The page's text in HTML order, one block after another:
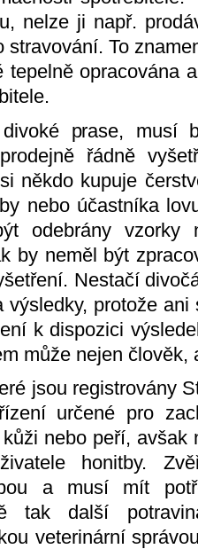
nelze ji např.
stravování. To
tepelně opracována
prase, musí
řádně
někdo kupuje
nebo účastníka
odebrány vzorky
by neměl být
Nestačí
výsledky, protože
k dispozici
může nejen
jsou registrovány
určené pro
nebo peří, avšak
honitby.
a musí mít
tak další
veterinární